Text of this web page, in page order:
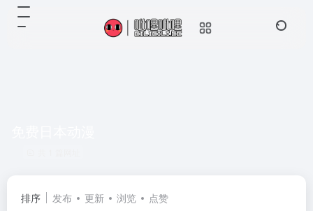
排序 发布 更新 浏览 点赞